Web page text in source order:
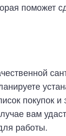
поможет
покупок и
вам
работы.